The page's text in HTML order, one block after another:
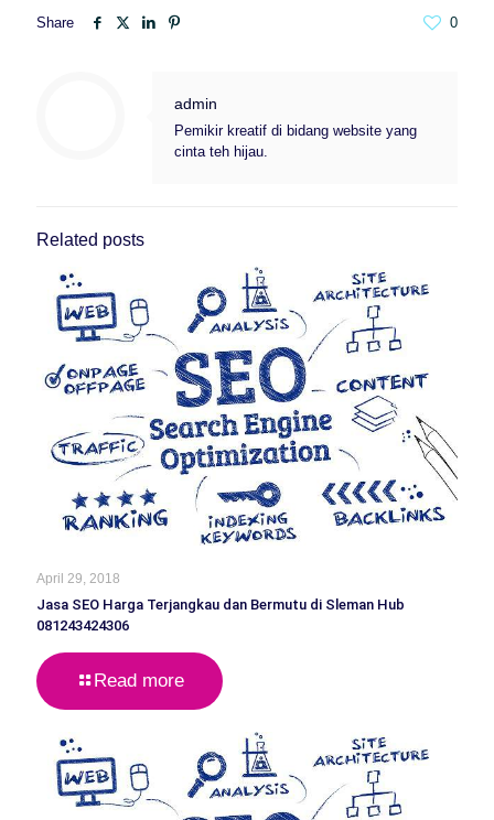
Share 0
admin
Pemikir kreatif di bidang website yang
cinta teh hijau.
Related posts
April 29, 2018
Jasa SEO Harga Terjangkau dan Bermutu di Sleman Hub
081243424306
Read more